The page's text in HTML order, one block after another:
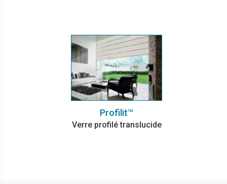
Profilit™
Verre profilé translucide